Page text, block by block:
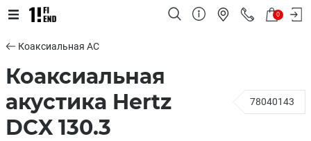
0
Коаксиальная АС
Коаксиальная
акустика Hertz
DCX 130.3
78040143